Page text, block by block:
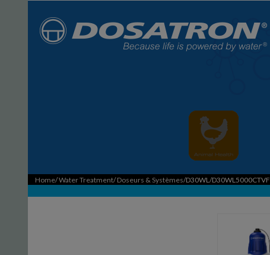
Home/Water Treatment/Doseurs & Systèmes/D30WL/D30WL5000CTVF